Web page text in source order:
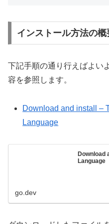
インストール方法の概
下記手順の通り行えばよい
容を参照します。
Download and install –
Language
Download
Language
go.dev